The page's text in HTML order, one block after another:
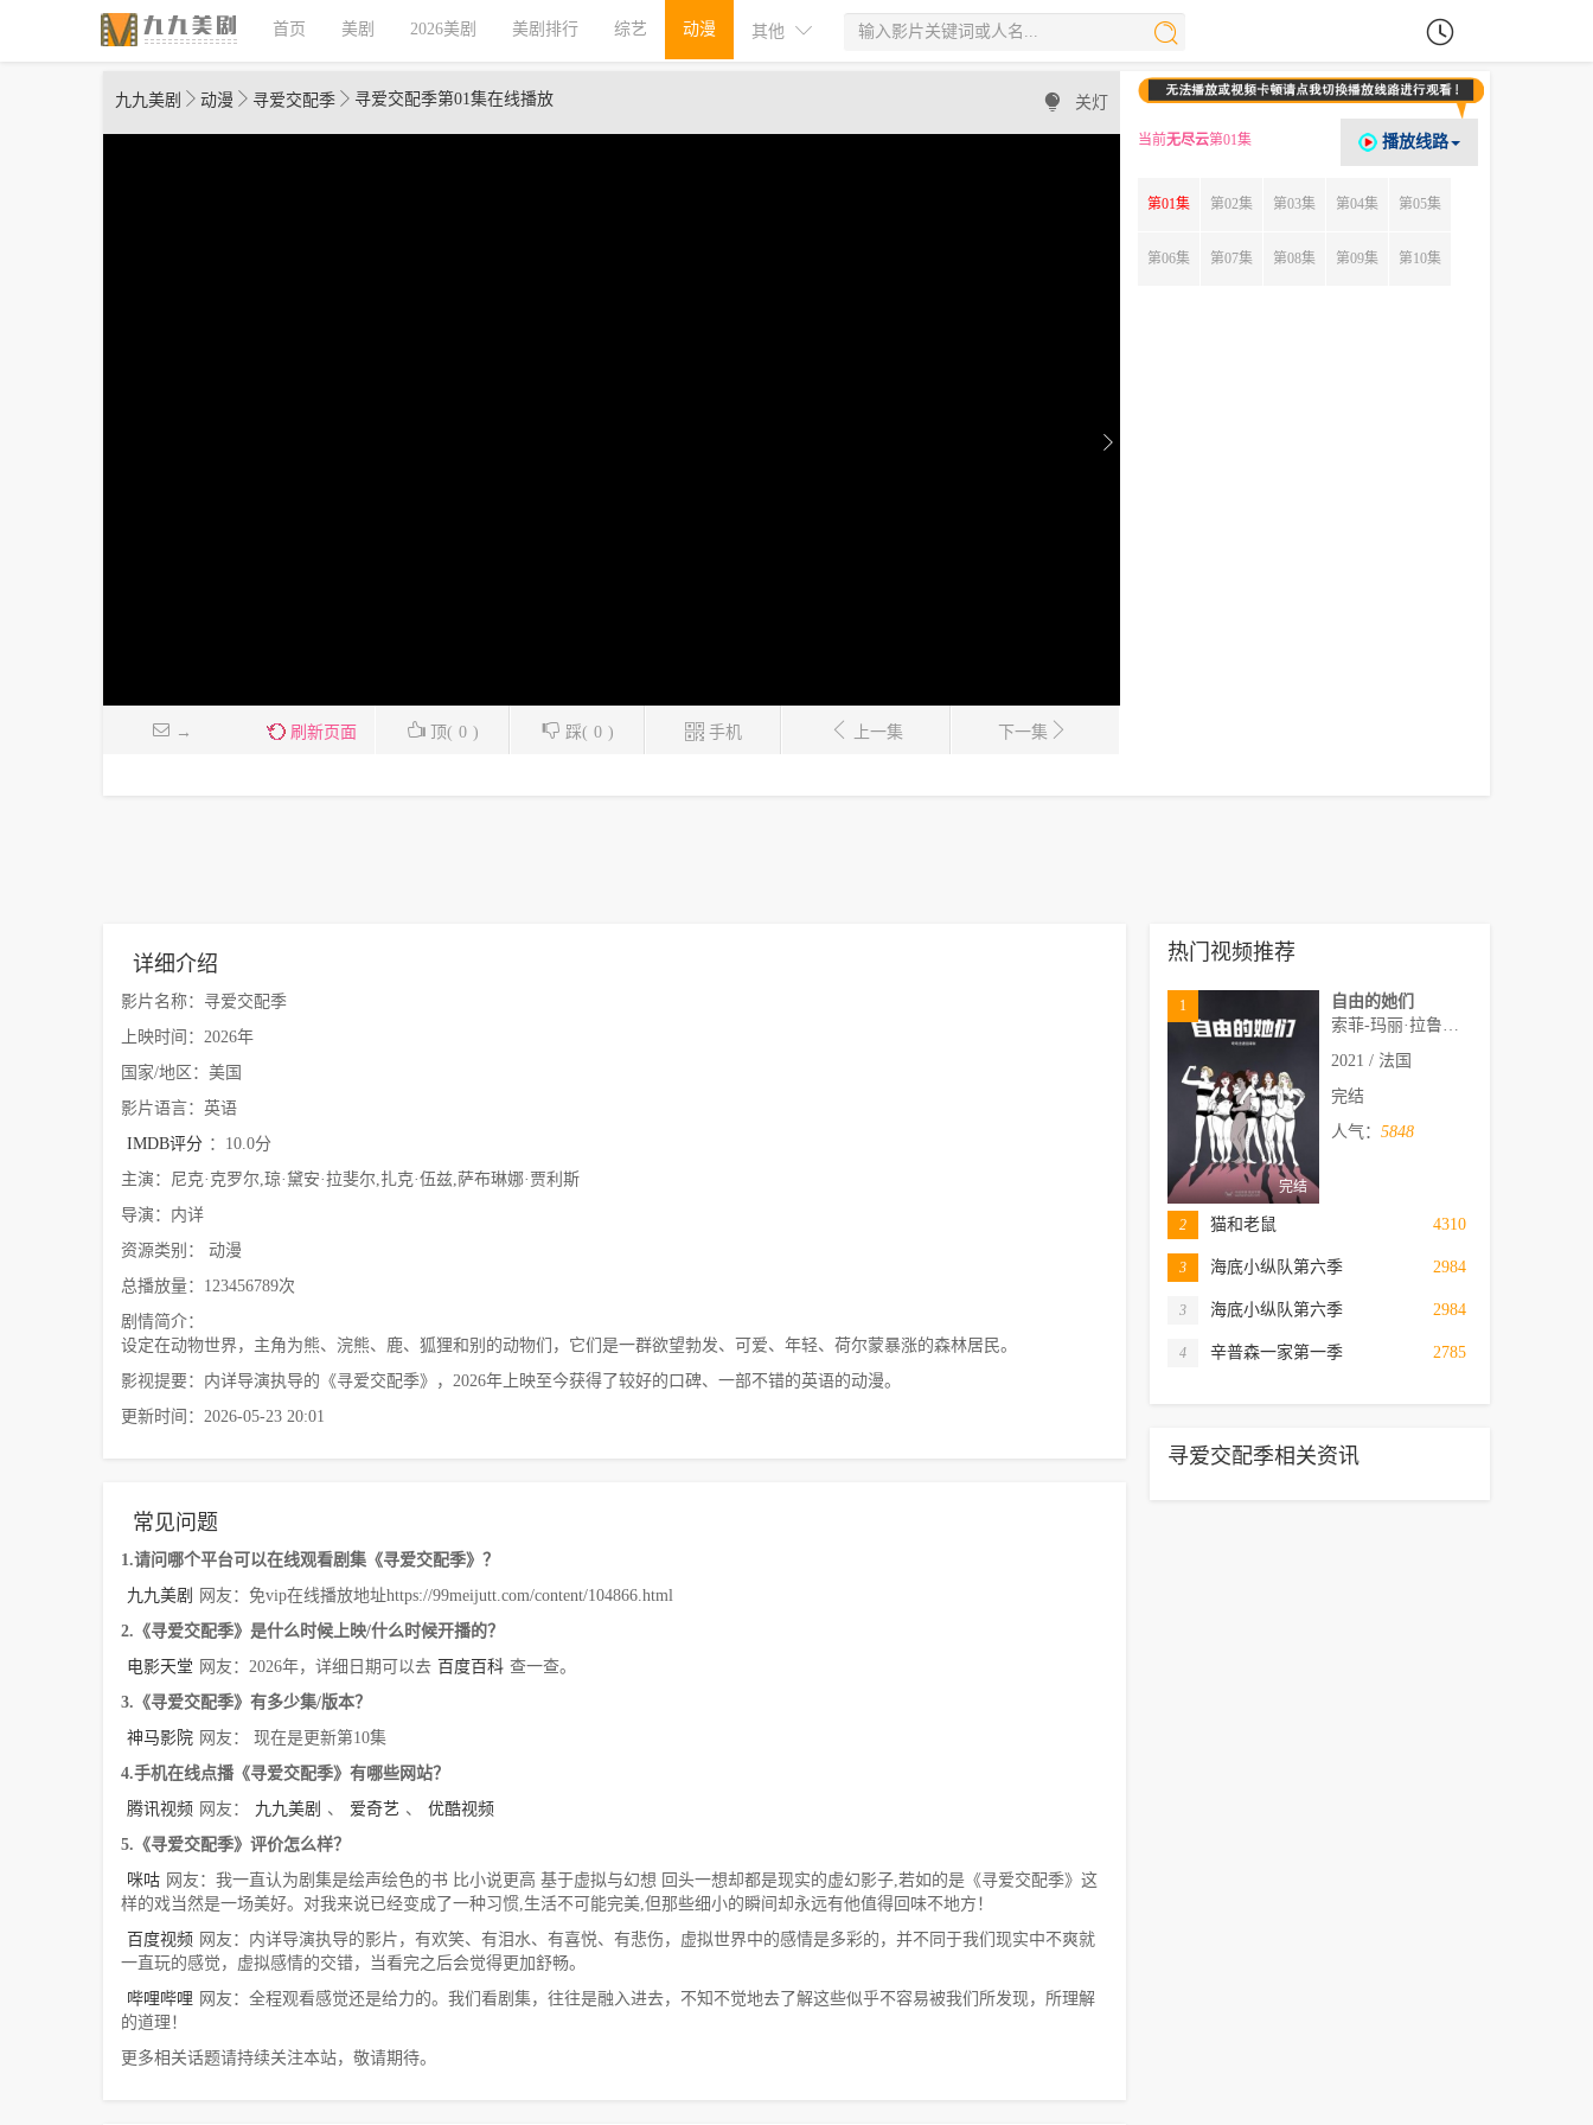
首页 美剧 2026美剧 美剧排行 综艺 动漫 其他
九九美剧 动漫 寻爱交配季 寻爱交配季第01集在线播放 关灯
→ 刷新页面 顶( 0 ) 踩( 0 ) 手机 上一集 下一集
播放线路
当前无尽云第01集
第01集 第02集 第03集 第04集 第05集
第06集 第07集 第08集 第09集 第10集
详细介绍
影片名称：寻爱交配季
上映时间：2026年
国家/地区：美国
影片语言：英语
IMDB评分 ：10.0分
主演：尼克·克罗尔,琼·黛安·拉斐尔,扎克·伍兹,萨布琳娜·贾利斯
导演：内详
资源类别： 动漫
总播放量：123456789次
剧情简介：
设定在动物世界，主角为熊、浣熊、鹿、狐狸和别的动物们，它们是一群欲望勃发、可爱、年轻、荷尔蒙暴涨的森林居民。
影视提要：内详导演执导的《寻爱交配季》，2026年上映至今获得了较好的口碑、一部不错的英语的动漫。
更新时间：2026-05-23 20:01
常见问题
1.请问哪个平台可以在线观看剧集《寻爱交配季》？
九九美剧
网友：免vip在线播放地址https://99meijutt.com/content/104866.html
2.《寻爱交配季》是什么时候上映/什么时候开播的？
电影天堂 网友：2026年，详细日期可以去 百度百科 查一查。
3.《寻爱交配季》有多少集/版本？
神马影院 网友： 现在是更新第10集
4.手机在线点播《寻爱交配季》有哪些网站？
腾讯视频 网友： 九九美剧 、 爱奇艺 、
优酷视频
5.《寻爱交配季》评价怎么样？
咪咕 网友：我一直认为剧集是绘声绘色的书 比小说更高 基于虚拟与幻想 回头一想却都是现实的虚幻影子,若如的是《寻爱交配季》这
样的戏当然是一场美好。对我来说已经变成了一种习惯,生活不可能完美,但那些细小的瞬间却永远有他值得回味不地方！
百度视频 网友：内详导演执导的影片，有欢笑、有泪水、有喜悦、有悲伤，虚拟世界中的感情是多彩的，并不同于我们现实中不爽就
一直玩的感觉，虚拟感情的交错，当看完之后会觉得更加舒畅。
哔哩哔哩 网友：全程观看感觉还是给力的。我们看剧集，往往是融入进去，不知不觉地去了解这些似乎不容易被我们所发现，所理解
的道理！
更多相关话题请持续关注本站，敬请期待。
热门视频推荐
完结
1
自由的她们
2021 / 法国
完结
人气：5848
2 猫和老鼠 4310
3 海底小纵队第六季 2984
3 海底小纵队第六季 2984
4 辛普森一家第一季 2785
寻爱交配季相关资讯